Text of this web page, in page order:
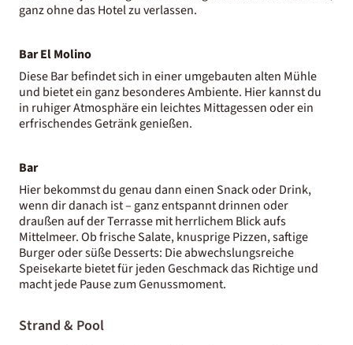
ganz ohne das Hotel zu verlassen.
Bar El Molino
Diese Bar befindet sich in einer umgebauten alten Mühle
und bietet ein ganz besonderes Ambiente. Hier kannst du
in ruhiger Atmosphäre ein leichtes Mittagessen oder ein
erfrischendes Getränk genießen.
Bar
Hier bekommst du genau dann einen Snack oder Drink,
wenn dir danach ist – ganz entspannt drinnen oder
draußen auf der Terrasse mit herrlichem Blick aufs
Mittelmeer. Ob frische Salate, knusprige Pizzen, saftige
Burger oder süße Desserts: Die abwechslungsreiche
Speisekarte bietet für jeden Geschmack das Richtige und
macht jede Pause zum Genussmoment.
Strand & Pool